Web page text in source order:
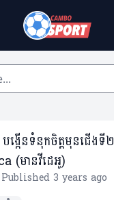
ើនទំនុកចិត្តមុនជើងទី
(មានវីដេអូ)
Published 3 years ago